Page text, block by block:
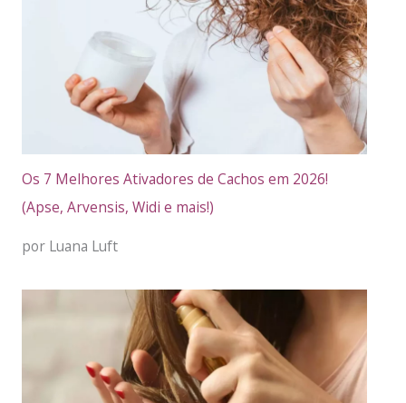
Os 7 Melhores Ativadores de Cachos em 2026!
(Apse, Arvensis, Widi e mais!)
por Luana Luft